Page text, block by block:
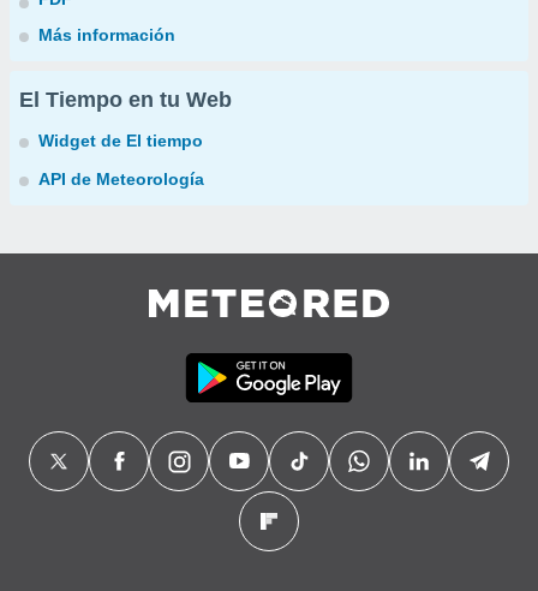
Más información
El Tiempo en tu Web
Widget de El tiempo
API de Meteorología